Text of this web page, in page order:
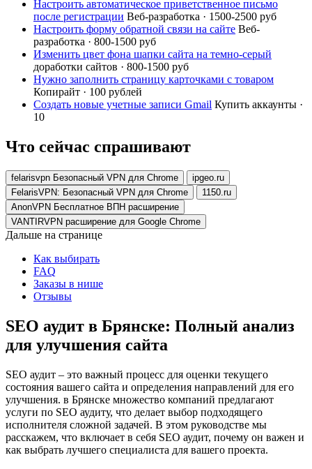
Настроить автоматическое приветственное письмо
после регистрации Веб-разработка · 1500-2500 руб
Настроить форму обратной связи на сайте Веб-
разработка · 800-1500 руб
Изменить цвет фона шапки сайта на темно-серый
доработки сайтов · 800-1500 руб
Нужно заполнить страницу карточками с товаром
Копирайт · 100 рублей
Создать новые учетные записи Gmail Купить аккаунты ·
10
Что сейчас спрашивают
felarisvpn Безопасный VPN для Chrome
ipgeo.ru
FelarisVPN: Безопасный VPN для Chrome
1150.ru
AnonVPN Бесплатное ВПН расширение
VANTIRVPN расширение для Google Chrome
Дальше на странице
Как выбирать
FAQ
Заказы в нише
Отзывы
SEO аудит в Брянске: Полный анализ
для улучшения сайта
SEO аудит – это важный процесс для оценки текущего
состояния вашего сайта и определения направлений для его
улучшения. в Брянске множество компаний предлагают
услуги по SEO аудиту, что делает выбор подходящего
исполнителя сложной задачей. В этом руководстве мы
расскажем, что включает в себя SEO аудит, почему он важен и
как выбрать лучшего специалиста для вашего проекта.